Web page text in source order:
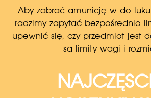
Aby zabrać amunicję w do luku bagażowego,
radzimy zapytać bezpośrednio
upewnić się, czy przedmiot jest
są limity wagi i